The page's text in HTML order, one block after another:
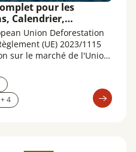
pour les
Calendrier,
Union Deforestation
(UE) 2023/1115
sur le marché de l'Union
de certains
à la
des forêts — est la
contraignante qui
+ 4